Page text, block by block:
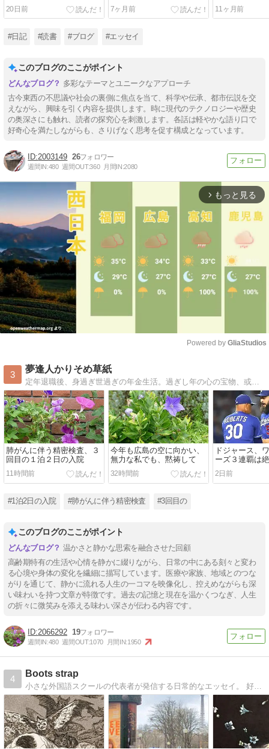
20日前
7ヶ月前
11ヶ月前
#日記 #読書 #ブログ #エッセイ
このブログのここがポイント
多彩なテーマとユニークなアプローチ
古今東西の不思議や社会の裏側に焦点を当て、科学や伝承、都市伝説を交
えながら、興味を引く内容を提供します。時に現代のテクノロジーや歴史
の奥深さにも触れ、読者の探究心を刺激します。各話は軽やかな語り口で
好奇心を満たしながらも、さりげなく思考を促す構成となっています。
2003149 26
週間IN:480 週間OUT:360 月間IN:2080
arrow_forward_ios もっと見る
Powered by GliaStudios
3
夢逢人かりそめ草紙
肺がんに伴う精密検査、３
回目の１泊２日の入院
11時間前
今年も広島の空に向かい、
無力な私でも、黙祷して
32時間前
ドジャース、
ーズ３連覇は
して
2日前
#1泊2日の入院 #肺がんに伴う精密検査 #3回目の
このブログのここがポイント
温かさと静かな思索を融合させた回顧
高齢期特有の生活や心情を静かに綴りながら、日常の中にある刻々と変わ
る心境や身体の変化を繊細に描写しています。医療や家族、地域とのつな
がりを通じて、静かに流れる人生の一コマを映像化し、控えめながらも深
い味わいを持つ文章が特徴です。過去の記憶と現在を温かくつなぎ、人生
の折々に微笑みを添える味わい深さが伝わる内容です。
2066292 19
週間IN:480 週間OUT:1070 月間IN:1950
4
Boots strap
小さな外国語スクールの代表者が発信する日常的なエッセイ。 好奇心と知性的な笑いを心がけている。